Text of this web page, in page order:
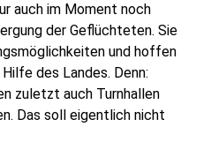
auch im Moment noch
der Geflüchteten. Sie
und hoffen
des Landes. Denn:
zuletzt auch Turnhallen
Das soll eigentlich nicht